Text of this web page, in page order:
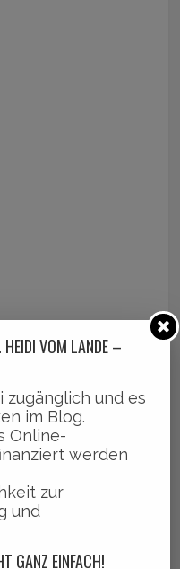
HEIDI VOM LANDE –
zugänglich und es
im Blog.
Online-
werden
zur
und
GANZ EINFACH!